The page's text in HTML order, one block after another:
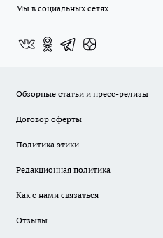
Мы в социальных сетях
Обзорные статьи и пресс-релизы
Договор оферты
Политика этики
Редакционная политика
Как с нами связаться
Отзывы